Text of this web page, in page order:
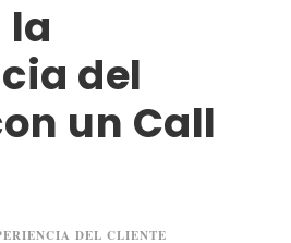
la
del
un Call
DEL CLIENTE